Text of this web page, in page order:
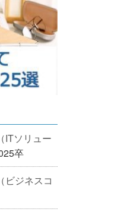
ITソリュー
卒
ビジネスコ